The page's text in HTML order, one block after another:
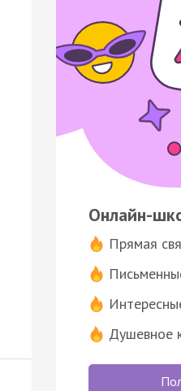
Онлайн-
Прямая
Душевное